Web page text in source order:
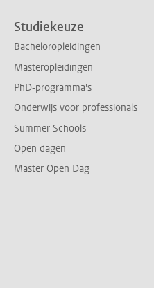
Studiekeuze
Bacheloropleidingen
Masteropleidingen
PhD-programma's
Onderwijs voor professionals
Summer Schools
Open dagen
Master Open Dag